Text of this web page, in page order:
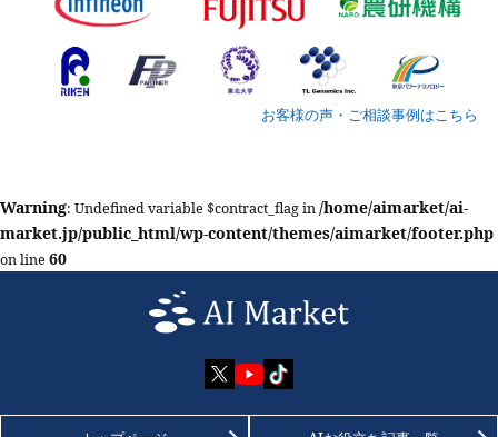
お客様の声・ご相談事例はこちら
Warning: Undefined variable $contract_flag in/home/aimarket/ai-
market.jp/public_html/wp-content/themes/aimarket/footer.php
on line 60